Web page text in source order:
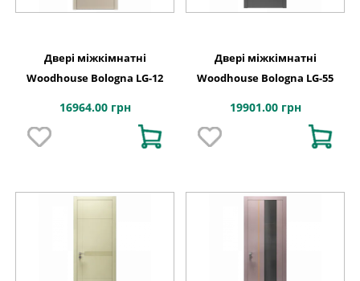
Двері міжкімнатні
Woodhouse Bologna LG-12
16964.00 грн
Двері міжкімнатні
Woodhouse Bologna LG-55
19901.00 грн